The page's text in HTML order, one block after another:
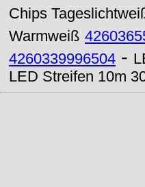
Chips
Warmweiß
4260339996504 -
LED Streifen 10m